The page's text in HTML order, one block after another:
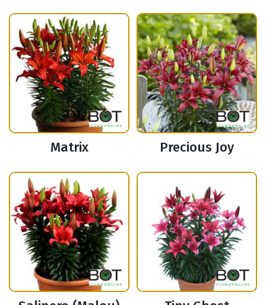
Matrix Precious Joy